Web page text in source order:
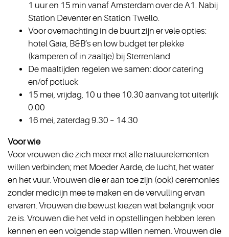
1 uur en 15 min vanaf Amsterdam over de A1. Nabij
Station Deventer en Station Twello.
Voor overnachting in de buurt zijn er vele opties:
hotel Gaia, B&B’s en low budget ter plekke
(kamperen of in zaaltje) bij Sterrenland
De maaltijden regelen we samen: door catering
en/of potluck
15 mei, vrijdag, 10 u thee 10.30 aanvang tot uiterlijk
0.00
16 mei, zaterdag 9.30 – 14.30
Voor wie
Voor vrouwen die zich meer met alle natuurelementen
willen verbinden; met Moeder Aarde, de lucht, het water
en het vuur. Vrouwen die er aan toe zijn (ook) ceremonies
zonder medicijn mee te maken en de vervulling ervan
ervaren. Vrouwen die bewust kiezen wat belangrijk voor
ze is. Vrouwen die het veld in opstellingen hebben leren
kennen en een volgende stap willen nemen. Vrouwen die